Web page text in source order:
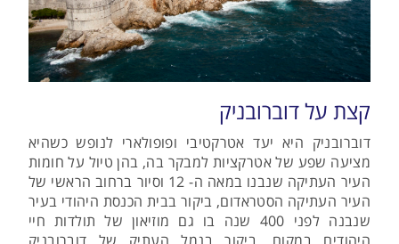
קצת על דוברובניק
דוברובניק היא יעד אטרקטיבי ופופולארי לנופש כשהיא
מציעה שפע של אטרקציות למבקר בה, בהן טיול על חומות
העיר העתיקה שנבנו במאה ה- 12 וסיור ברחוב הראשי של
העיר העתיקה הסטראדום, ביקור בבית הכנסת היהודי בעיר
שנבנה לפני 400 שנה בו גם מוזיאון של תולדות חיי